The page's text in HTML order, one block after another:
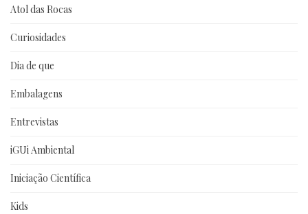
Atol das Rocas
Curiosidades
Dia de que
Embalagens
Entrevistas
iGUi Ambiental
Iniciação Científica
Kids